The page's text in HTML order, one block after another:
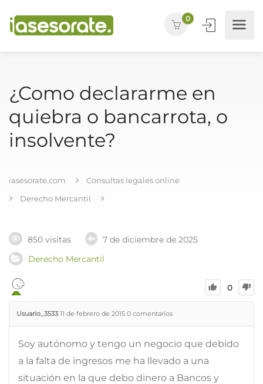
0
¿Como declararme en
quiebra o bancarrota, o
insolvente?
iasesorate.com
Consultas legales online
Derecho Mercantil
850 visitas
7 de diciembre de 2025
Derecho Mercantil
0
Usuario_3533 11 de febrero de 2015 0 comentarios
Soy autónomo y tengo un negocio que debido
a la falta de ingresos me ha llevado a una
situación en la que debo dinero a Bancos y